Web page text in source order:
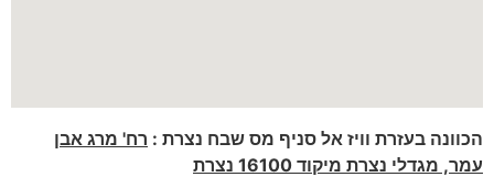
הכוונה בעזרת וויז אל סניף מס שבח נצרת : רח' מרג אבן
עמר, מגדלי נצרת מיקוד 16100 נצרת